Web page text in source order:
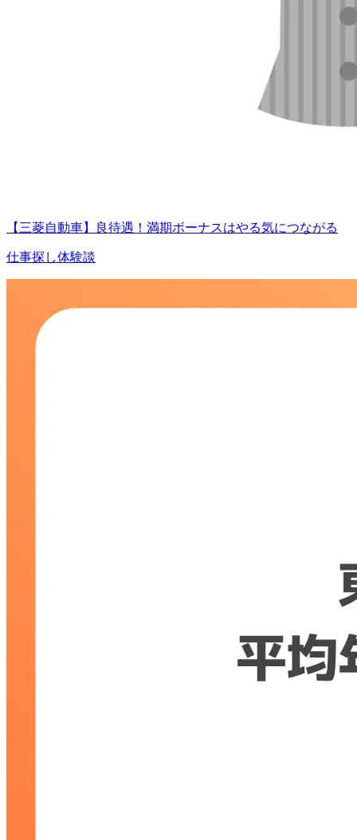
【三菱自動車】良待遇！満期ボーナスはやる気につながる
仕事探し体験談